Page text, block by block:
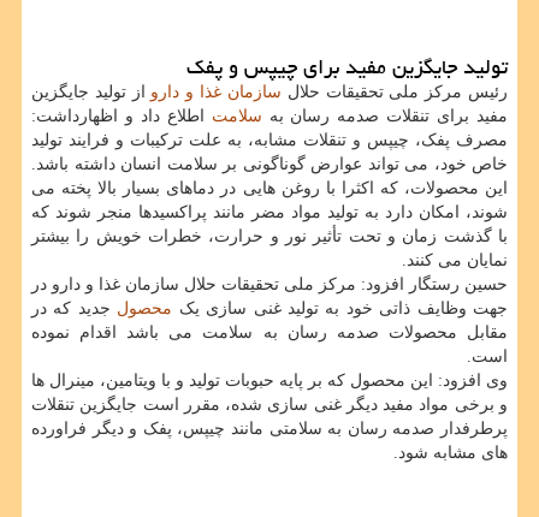
تولید جایگزین مفید برای چیپس و پفک
رئیس مرکز ملی تحقیقات حلال سازمان غذا و دارو از تولید جایگزین
مفید برای تنقلات صدمه رسان به سلامت اطلاع داد و اظهارداشت:
مصرف پفک، چیپس و تنقلات مشابه، به علت ترکیبات و فرایند تولید
خاص خود، می تواند عوارض گوناگونی بر سلامت انسان داشته باشد.
این محصولات، که اکثرا با روغن هایی در دماهای بسیار بالا پخته می
شوند، امکان دارد به تولید مواد مضر مانند پراکسیدها منجر شوند که
با گذشت زمان و تحت تأثیر نور و حرارت، خطرات خویش را بیشتر
نمایان می کنند.
حسین رستگار افزود: مرکز ملی تحقیقات حلال سازمان غذا و دارو در
جهت وظایف ذاتی خود به تولید غنی سازی یک محصول جدید که در
مقابل محصولات صدمه رسان به سلامت می باشد اقدام نموده
است.
وی افزود: این محصول که بر پایه حبوبات تولید و با ویتامین، مینرال ها
و برخی مواد مفید دیگر غنی سازی شده، مقرر است جایگزین تنقلات
پرطرفدار صدمه رسان به سلامتی مانند چیپس، پفک و دیگر فراورده
های مشابه شود.